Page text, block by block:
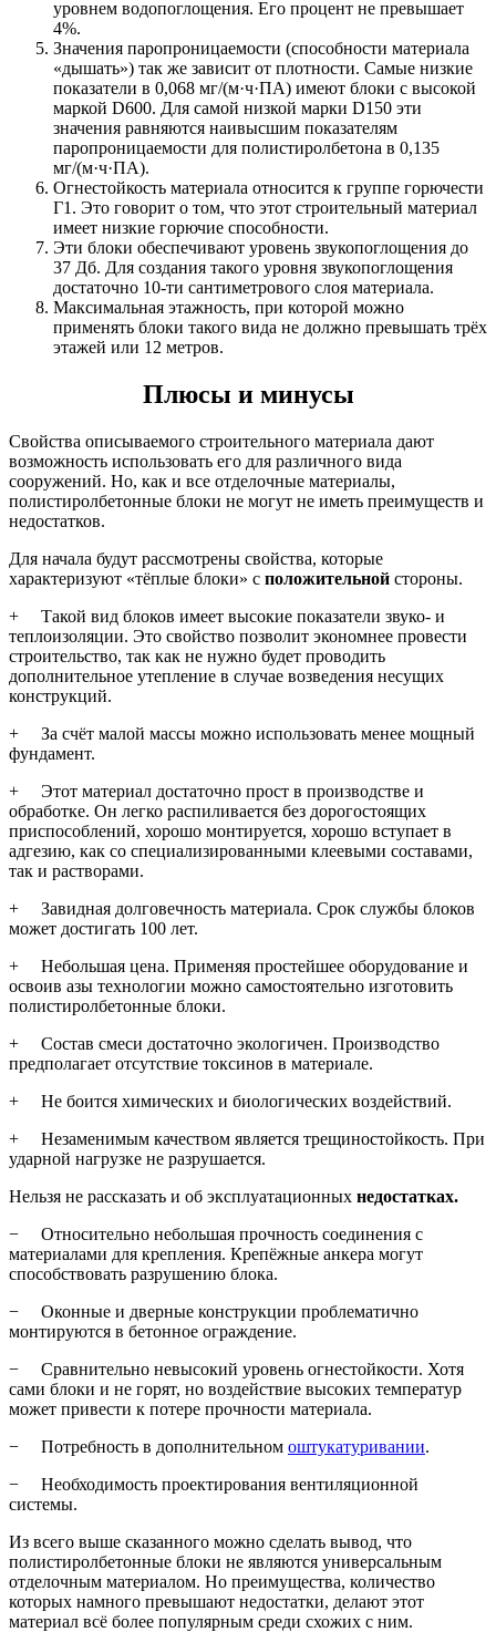
уровнем водопоглощения. Его процент не превышает
4%.
Значения паропроницаемости (способности материала
«дышать») так же зависит от плотности. Самые низкие
показатели в 0,068 мг/(м·ч·ПА) имеют блоки с высокой
маркой D600. Для самой низкой марки D150 эти
значения равняются наивысшим показателям
паропроницаемости для полистиролбетона в 0,135
мг/(м·ч·ПА).
Огнестойкость материала относится к группе горючести
Г1. Это говорит о том, что этот строительный материал
имеет низкие горючие способности.
Эти блоки обеспечивают уровень звукопоглощения до
37 Дб. Для создания такого уровня звукопоглощения
достаточно 10-ти сантиметрового слоя материала.
Максимальная этажность, при которой можно
применять блоки такого вида не должно превышать трёх
этажей или 12 метров.
Плюсы и минусы
Свойства описываемого строительного материала дают
возможность использовать его для различного вида
сооружений. Но, как и все отделочные материалы,
полистиролбетонные блоки не могут не иметь преимуществ и
недостатков.
Для начала будут рассмотрены свойства, которые
характеризуют «тёплые блоки» с положительной стороны.
+ Такой вид блоков имеет высокие показатели звуко- и
теплоизоляции. Это свойство позволит экономнее провести
строительство, так как не нужно будет проводить
дополнительное утепление в случае возведения несущих
конструкций.
+ За счёт малой массы можно использовать менее мощный
фундамент.
+ Этот материал достаточно прост в производстве и
обработке. Он легко распиливается без дорогостоящих
приспособлений, хорошо монтируется, хорошо вступает в
адгезию, как со специализированными клеевыми составами,
так и растворами.
+ Завидная долговечность материала. Срок службы блоков
может достигать 100 лет.
+ Небольшая цена. Применяя простейшее оборудование и
освоив азы технологии можно самостоятельно изготовить
полистиролбетонные блоки.
+ Состав смеси достаточно экологичен. Производство
предполагает отсутствие токсинов в материале.
+ Не боится химических и биологических воздействий.
+ Незаменимым качеством является трещиностойкость. При
ударной нагрузке не разрушается.
Нельзя не рассказать и об эксплуатационных недостатках.
− Относительно небольшая прочность соединения с
материалами для крепления. Крепёжные анкера могут
способствовать разрушению блока.
− Оконные и дверные конструкции проблематично
монтируются в бетонное ограждение.
− Сравнительно невысокий уровень огнестойкости. Хотя
сами блоки и не горят, но воздействие высоких температур
может привести к потере прочности материала.
− Потребность в дополнительном оштукатуривании.
− Необходимость проектирования вентиляционной
системы.
Из всего выше сказанного можно сделать вывод, что
полистиролбетонные блоки не являются универсальным
отделочным материалом. Но преимущества, количество
которых намного превышают недостатки, делают этот
материал всё более популярным среди схожих с ним.